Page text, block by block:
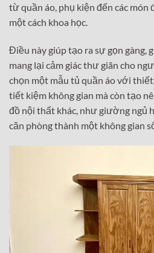
từ quần áo, phụ kiện đến các món
một cách khoa học.
Điều này giúp tạo ra sự gọn gàng,
mang lại cảm giác thư giãn cho
chọn một mẫu tủ quần áo với
tiết kiệm không gian mà còn tạo
đồ nội thất khác, như giường ngủ
căn phòng thành một không gian